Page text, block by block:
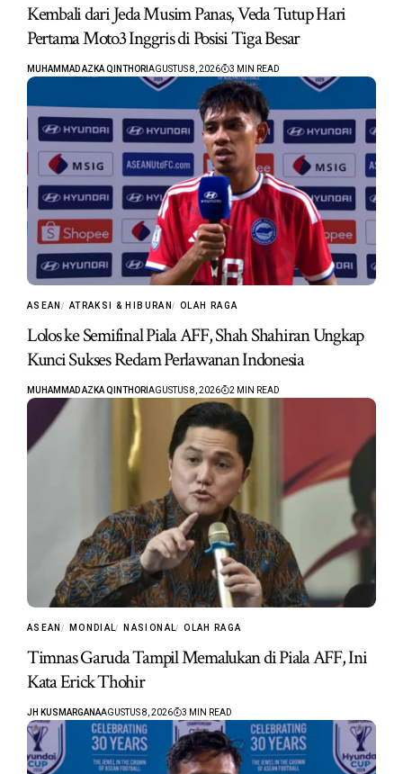
Kembali dari Jeda Musim Panas, Veda Tutup Hari
Pertama Moto3 Inggris di Posisi Tiga Besar
MUHAMMAD AZKA QINTHORI AGUSTUS 8, 2026 3 MIN READ
ASEAN ATRAKSI & HIBURAN OLAH RAGA
Lolos ke Semifinal Piala AFF, Shah Shahiran Ungkap
Kunci Sukses Redam Perlawanan Indonesia
MUHAMMAD AZKA QINTHORI AGUSTUS 8, 2026 2 MIN READ
ASEAN MONDIAL NASIONAL OLAH RAGA
Timnas Garuda Tampil Memalukan di Piala AFF, Ini
Kata Erick Thohir
JH KUSMARGANAAGUSTUS 8, 2026 3 MIN READ